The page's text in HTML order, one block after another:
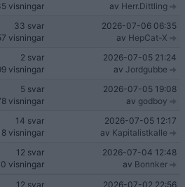
visningar
av Herr.Dittling
33 svar
visningar
2026-07-06 06:35
av HepCat-X
2 svar
visningar
2026-07-05 21:24
av Jordgubbe
5 svar
visningar
2026-07-05 19:08
av godboy
14 svar
visningar
2026-07-05 12:17
av Kapitalistkalle
12 svar
visningar
2026-07-04 12:48
av Bonnker
12 svar
2026-07-02 22:56